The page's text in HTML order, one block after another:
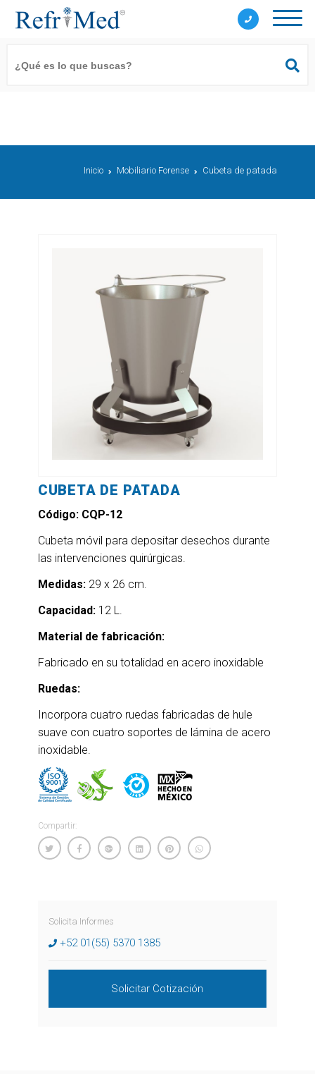
Inicio Mobiliario Forense Cubeta de patada
CUBETA DE PATADA
Código: CQP-12
Cubeta móvil para depositar desechos durante
las intervenciones quirúrgicas.
Medidas:29 x 26 cm.
Capacidad: 12 L.
Material de fabricación:
Fabricado en su totalidad en acero inoxidable
Ruedas:
Incorpora cuatro ruedas fabricadas de hule
suave con cuatro soportes de lámina de acero
inoxidable.
Compartir:
Solicita Informes
+52 01(55) 5370 1385
Solicitar Cotización